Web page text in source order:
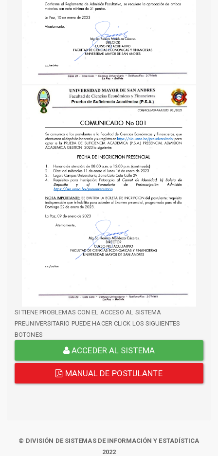
SI TIENE PROBLEMAS CON EL ACCESO AL SISTEMA
PREUNIVERSITARIO PUEDE HACER CLICK LOS SIGUIENTES
BOTONES
ACCEDER AL SISTEMA
MANUAL DE POSTULANTE
© DIVISIÓN DE SISTEMAS DE INFORMACIÓN Y ESTADÍSTICA
2022